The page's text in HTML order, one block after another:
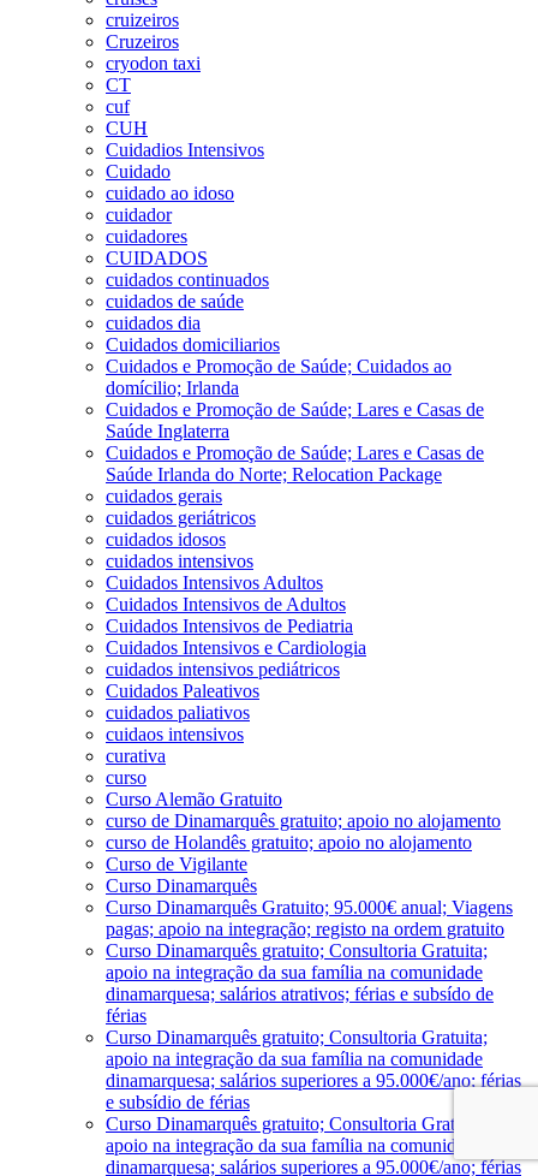
cruizeiros
Cruzeiros
cryodon taxi
CT
cuf
CUH
Cuidadios Intensivos
Cuidado
cuidado ao idoso
cuidador
cuidadores
CUIDADOS
cuidados continuados
cuidados de saúde
cuidados dia
Cuidados domiciliarios
Cuidados e Promoção de Saúde; Cuidados ao
domícilio; Irlanda
Cuidados e Promoção de Saúde; Lares e Casas de
Saúde Inglaterra
Cuidados e Promoção de Saúde; Lares e Casas de
Saúde Irlanda do Norte; Relocation Package
cuidados gerais
cuidados geriátricos
cuidados idosos
cuidados intensivos
Cuidados Intensivos Adultos
Cuidados Intensivos de Adultos
Cuidados Intensivos de Pediatria
Cuidados Intensivos e Cardiologia
cuidados intensivos pediátricos
Cuidados Paleativos
cuidados paliativos
cuidaos intensivos
curativa
curso
Curso Alemão Gratuito
curso de Dinamarquês gratuito; apoio no alojamento
curso de Holandês gratuito; apoio no alojamento
Curso de Vigilante
Curso Dinamarquês
Curso Dinamarquês Gratuito; 95.000€ anual; Viagens
pagas; apoio na integração; registo na ordem gratuito
Curso Dinamarquês gratuito; Consultoria Gratuita;
apoio na integração da sua família na comunidade
dinamarquesa; salários atrativos; férias e subsído de
férias
Curso Dinamarquês gratuito; Consultoria Gratuita;
apoio na integração da sua família na comunidade
dinamarquesa; salários superiores a 95.000€/ano; férias
e subsídio de férias
Curso Dinamarquês gratuito; Consultoria Gratuita;
apoio na integração da sua família na comunidade
dinamarquesa; salários superiores a 95.000€/ano; férias